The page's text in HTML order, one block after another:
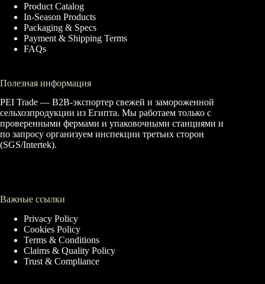
Product Catalog
In-Season Products
Packaging & Specs
Payment & Shipping Terms
FAQs
Полезная информация
PEI Trade — B2B-экспортер свежей и замороженной
сельхозпродукции из Египта. Мы работаем только с
проверенными фермами и упаковочными станциями и
по запросу организуем инспекции третьих сторон
(SGS/Intertek).
Важные ссылки
Privacy Policy
Cookies Policy
Terms & Conditions
Claims & Quality Policy
Trust & Compliance